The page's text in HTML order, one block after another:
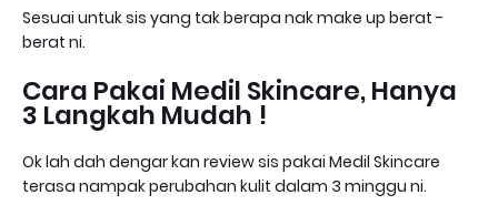
Sesuai untuk sis yang tak berapa nak make up berat -
berat ni.
Cara Pakai Medil Skincare, Hanya
3 Langkah Mudah !
Ok lah dah dengar kan review sis pakai Medil Skincare
terasa nampak perubahan kulit dalam 3 minggu ni.